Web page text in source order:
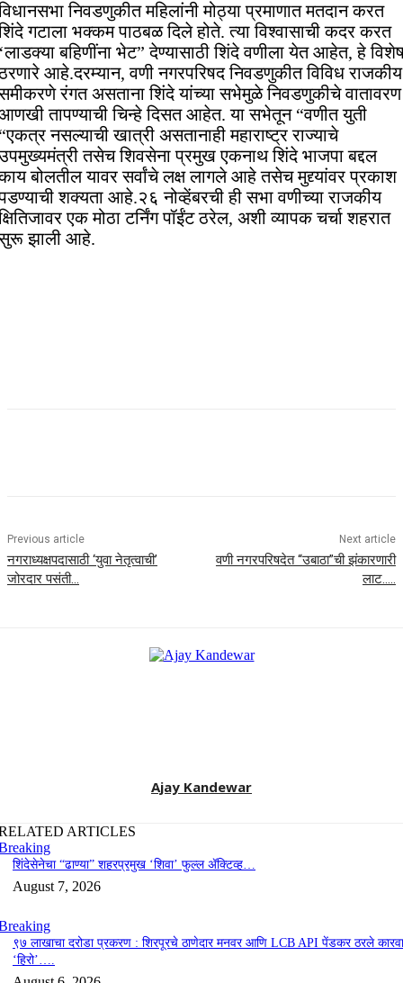
निवडणुकीत महिलांनी मोठ्या प्रमाणात मतदान करत
गटाला भक्कम पाठबळ दिले होते. त्या विश्वासाची कदर करत
बहिणींना भेट” देण्यासाठी शिंदे वणीला येत आहेत, हे
आहे.दरम्यान, वणी नगरपरिषद निवडणुकीत विविध राजकीय
रंगत असताना शिंदे यांच्या सभेमुळे निवडणुकीचे वातावरण
तापण्याची चिन्हे दिसत आहेत. या सभेतून “वणीत युती
नसल्याची खात्री असतानाही महाराष्ट्र राज्याचे
तसेच शिवसेना प्रमुख एकनाथ शिंदे भाजपा बद्दल
बोलतील यावर सर्वांचे लक्ष लागले आहे तसेच मुद्द्यांवर प्रकाश
शक्यता आहे.२६ नोव्हेंबरची ही सभा वणीच्या राजकीय
एक मोठा टर्निंग पॉईंट ठरेल, अशी व्यापक चर्चा शहरात
झाली आहे.
Previous article
नगराध्यक्षपदासाठी ‘युवा नेतृत्वाची’
जोरदार पसंती…
Next article
वणी नगरपरिषदेत “उबाठा”ची झंकारणारी
लाट…..
Ajay Kandewar
ARTICLES
शिंदेसेनेचा “ढाण्या” शहरप्रमुख ‘शिवा’ फुल्ल ॲक्टिव्ह…
August 7, 2026
९७ लाखाचा दरोडा प्रकरण : शिरपूरचे ठाणेदार मनवर आणि LCB API पेंडकर ठरले
‘हिरो’….